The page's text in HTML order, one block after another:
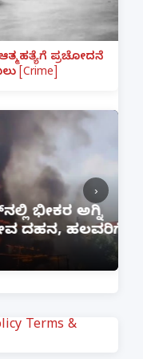
ಪ್ರಚೋದನೆ
[Crime]
ಅಗ್ನಿ
ಹಲವರಿಗೆ
›
Terms &